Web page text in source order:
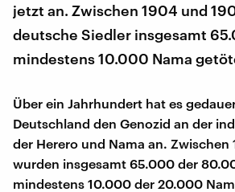
jetzt an. Zwischen 1904 und
deutsche Siedler insgesamt
mindestens 10.000 Nama
Über ein Jahrhundert hat es
Deutschland den Genozid an der
der Herero und Nama an. Zwischen
wurden insgesamt 65.000 der
mindestens 10.000 der 20.000